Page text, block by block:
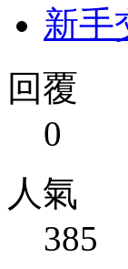
新手
回覆
0
人氣
385